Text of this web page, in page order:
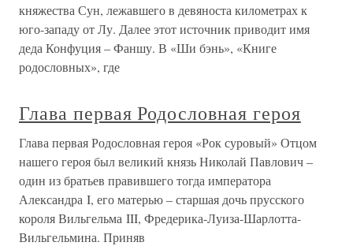
княжества Сун, лежавшего в девяноста километрах к
юго-западу от Лу. Далее этот источник приводит имя
деда Конфуция – Фаншу. В «Ши бэнь», «Книге
родословных», где
Глава первая Родословная героя
Глава первая Родословная героя «Рок суровый» Отцом
нашего героя был великий князь Николай Павлович –
один из братьев правившего тогда императора
Александра I, его матерью – старшая дочь прусского
короля Вильгельма III, Фредерика-Луиза-Шарлотта-
Вильгельмина. Приняв